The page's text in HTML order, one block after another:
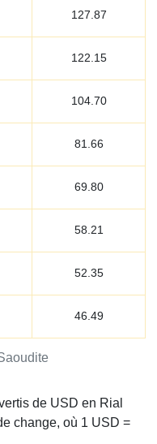
127.87
122.15
104.70
81.66
69.80
58.21
52.35
46.49
de USD en Rial
change, où 1 USD =